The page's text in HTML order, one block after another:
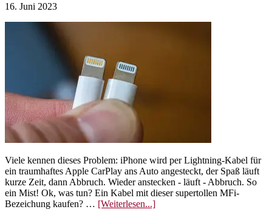
16. Juni 2023
Viele kennen dieses Problem: iPhone wird per Lightning-Kabel für
ein traumhaftes Apple CarPlay ans Auto angesteckt, der Spaß läuft
kurze Zeit, dann Abbruch. Wieder anstecken - läuft - Abbruch. So
ein Mist! Ok, was tun? Ein Kabel mit dieser supertollen MFi-
Bezeichung kaufen? … [Weiterlesen...]ÜberApple